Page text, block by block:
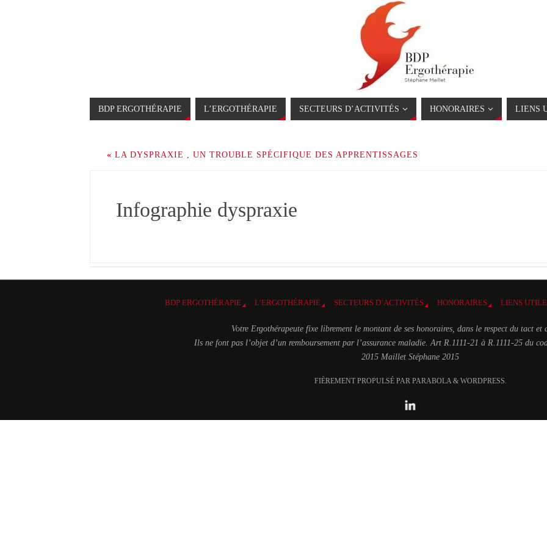
BDP ERGOTHÉRAPIE L’ERGOTHÉRAPIE SECTEURS D’ACTIVITÉS HONORAIRES LIENS
« LA DYSPRAXIE , UN TROUBLE SPÉCIFIQUE DES APPRENTISSAGES
Infographie dyspraxie
BDP ERGOTHÉRAPIE L’ERGOTHÉRAPIE SECTEURS D’ACTIVITÉS HONORAIRES LIENS
Votre Ergothérapeute fixe librement le montant de ses honoraires, dans le respect du tact et
Ils ne font pas l’objet d’un remboursement par l’assurance maladie. Art R.1111-21 à R.1111-25 du
2015 Maillet Stéphane 2015
FIÈREMENT PROPULSÉ PAR PARABOLA & WORDPRESS.